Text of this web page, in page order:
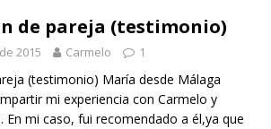
de pareja (testimonio)
2015 Carmelo 1
(testimonio) María desde Málaga
mi experiencia con Carmelo y
En mi caso, fui recomendado a él,ya que